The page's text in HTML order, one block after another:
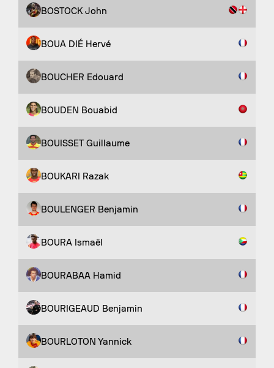
BOSTOCK John
BOUA DIÉ Hervé
BOUCHER Edouard
BOUDEN Bouabid
BOUISSET Guillaume
BOUKARI Razak
BOULENGER Benjamin
BOURA Ismaël
BOURABAA Hamid
BOURIGEAUD Benjamin
BOURLOTON Yannick